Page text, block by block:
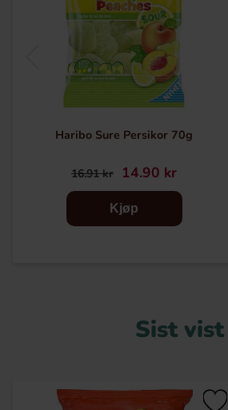
Haribo Sure Persikor 70g
16.91 kr 14.90 kr
Kjøp
Sist vist